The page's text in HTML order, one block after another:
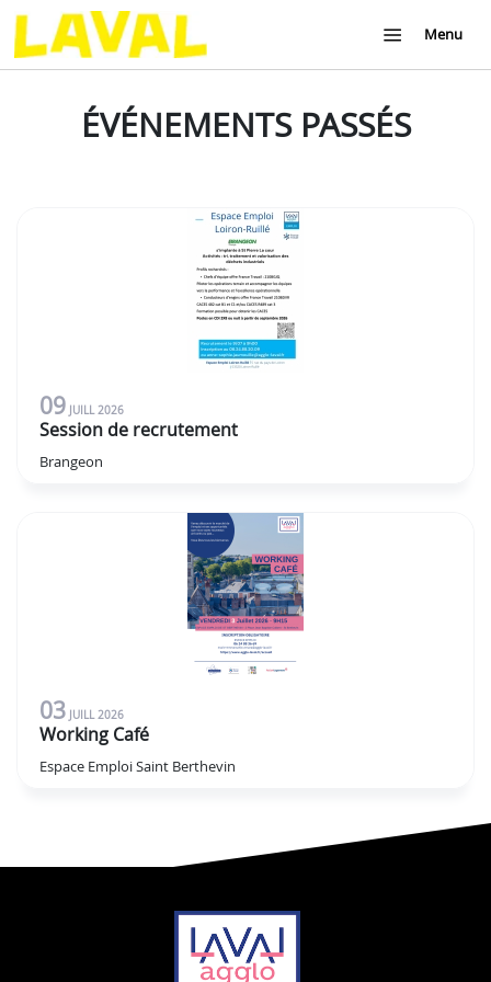
Menu
ÉVÉNEMENTS PASSÉS
09 JUILL 2026
Session de recrutement
Brangeon
03 JUILL 2026
Working Café
Espace Emploi Saint Berthevin